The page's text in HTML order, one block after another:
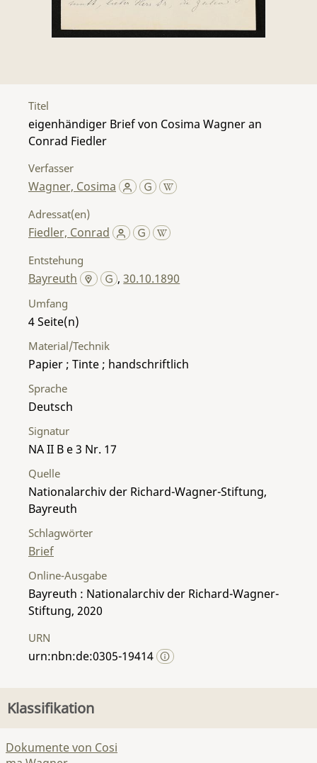
Titel
eigenhändiger Brief von Cosima Wagner an
Conrad Fiedler
Verfasser
Wagner, Cosima
Adressat(en)
Fiedler, Conrad
Entstehung
Bayreuth ,30.10.1890
Umfang
4
Material/Technik
Papier ; Tinte ; handschriftlich
Sprache
Deutsch
Signatur
NA II B e 3 Nr. 17
Quelle
Nationalarchiv der Richard-Wagner-Stiftung,
Bayreuth
Schlagwörter
Brief
Online-Ausgabe
Bayreuth : Nationalarchiv der Richard-Wagner-
Stiftung, 2020
URN
urn:nbn:de:0305-19414
Klassifikation
Dokumente von Cosi